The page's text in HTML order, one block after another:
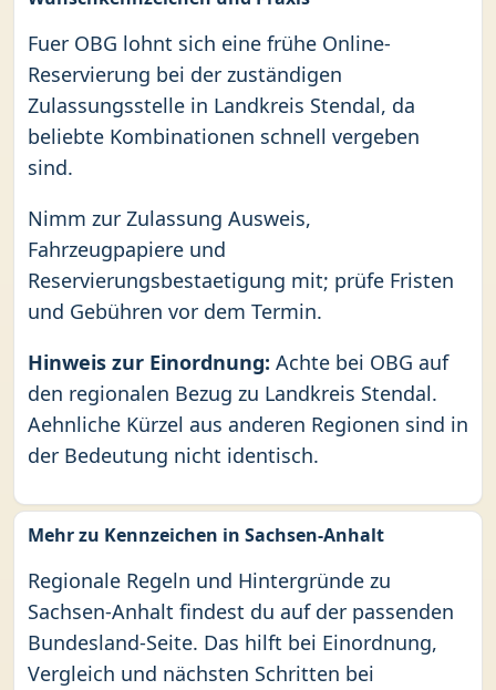
Fuer OBG lohnt sich eine frühe Online-
Reservierung bei der zuständigen
Zulassungsstelle in Landkreis Stendal, da
beliebte Kombinationen schnell vergeben
sind.
Nimm zur Zulassung Ausweis,
Fahrzeugpapiere und
Reservierungsbestaetigung mit; prüfe Fristen
und Gebühren vor dem Termin.
Hinweis zur Einordnung: Achte bei OBG auf
den regionalen Bezug zu Landkreis Stendal.
Aehnliche Kürzel aus anderen Regionen sind in
der Bedeutung nicht identisch.
Mehr zu Kennzeichen in Sachsen-Anhalt
Regionale Regeln und Hintergründe zu
Sachsen-Anhalt findest du auf der passenden
Bundesland-Seite. Das hilft bei Einordnung,
Vergleich und nächsten Schritten bei